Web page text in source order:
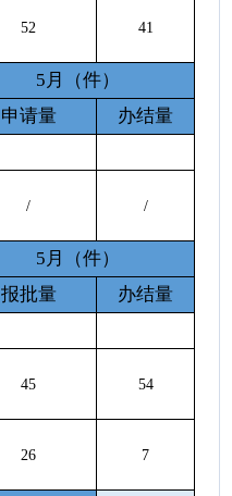
52 41
5月（件）
申请量
办结量
/ /
5月（件）
报批量
办结量
45 54
26 7